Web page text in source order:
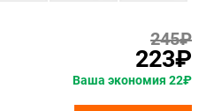
245₽
223₽
Ваша экономия 22₽